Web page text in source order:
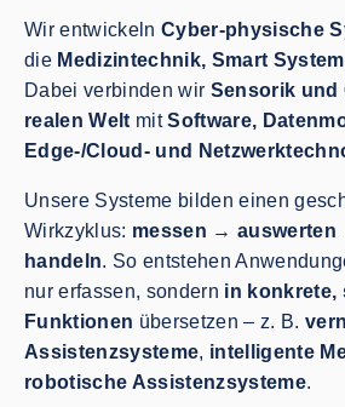
Wir entwickeln Cyber-physische
die Medizintechnik, Smart
Dabei verbinden wir Sensorik und
realen Welt mitSoftware,
Edge-/Cloud- und
Unsere Systeme bilden einen
Wirkzyklus: messen →
handeln. So entstehen
nur erfassen, sondern in konkrete,
Funktionen übersetzen – z. B.
Assistenzsysteme, intelligente
robotische Assistenzsysteme.